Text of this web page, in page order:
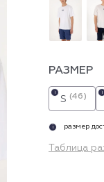
РАЗМЕР
S (46)
i i
i размер
Таблица